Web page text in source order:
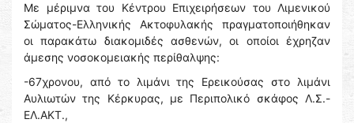
Με μέριμνα του Κέντρου Επιχειρήσεων του Λιμενικού
Σώματος-Ελληνικής Ακτοφυλακής πραγματοποιήθηκαν
οι παρακάτω διακομιδές ασθενών, οι οποίοι έχρηζαν
άμεσης νοσοκομειακής περίθαλψης:
-67χρονου, από το λιμάνι της Ερεικούσας στο λιμάνι
Αυλιωτών της Κέρκυρας, με Περιπολικό σκάφος Λ.Σ.-
ΕΛ.ΑΚΤ.,